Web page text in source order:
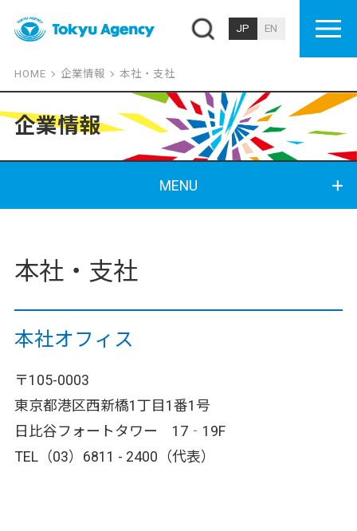
JP EN
HOME 企業情報 本社・支社
企業情報
本社・支社
本社オフィス
〒105-0003
東京都港区西新橋1丁目1番1号
日比谷フォートタワー 17‐19F
TEL（03）6811 - 2400（代表）
MENU